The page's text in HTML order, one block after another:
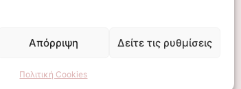
Απόρριψη Δείτε τις ρυθμίσεις
Πολιτική Cookies